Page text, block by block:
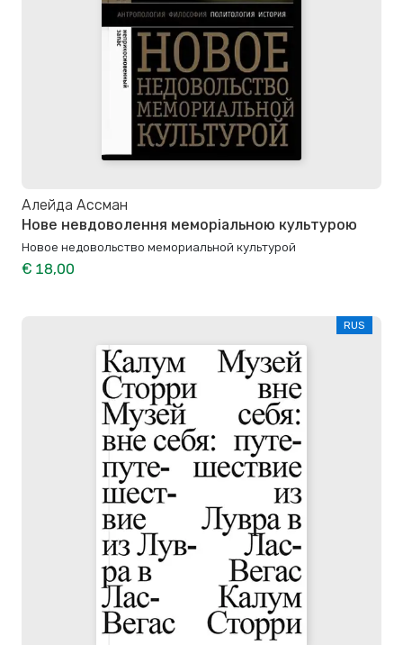
Алейда Ассман
Нове невдоволення меморіальною культурою
Новое недо­воль­ство мемо­ри­аль­ной культурой
€ 18,00
RUS